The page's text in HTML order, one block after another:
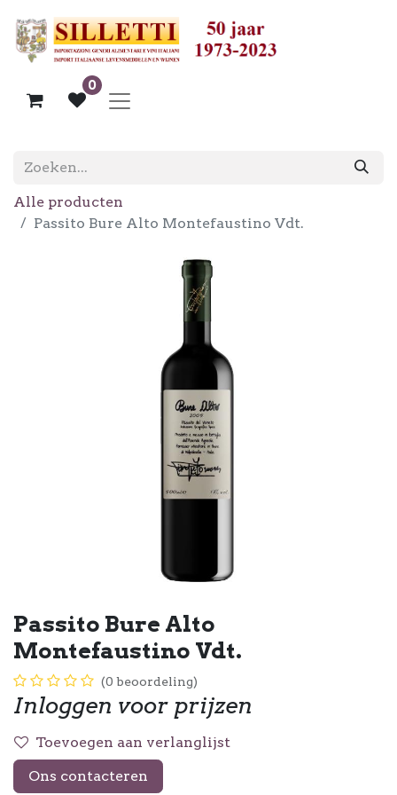
0
Alle producten
Passito Bure Alto Montefaustino Vdt.
Passito Bure Alto
Montefaustino Vdt.
(0 beoordeling)
Inloggen voor prijzen
Toevoegen aan verlanglijst
Ons contacteren